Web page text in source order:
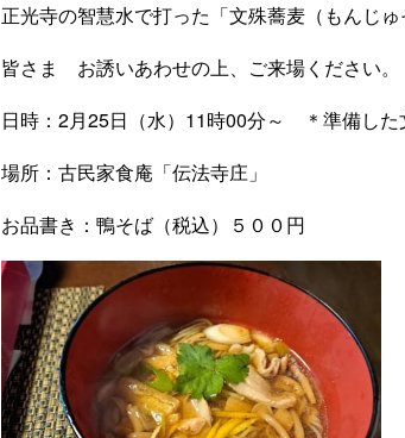
正光寺の智慧水で打った「文殊蕎麦（もんじ
皆さま お誘いあわせの上、ご来場ください。
日時：2月25日（水）11時00分～ ＊準備した
場所：古民家食庵「伝法寺庄」
お品書き：鴨そば（税込）５００円